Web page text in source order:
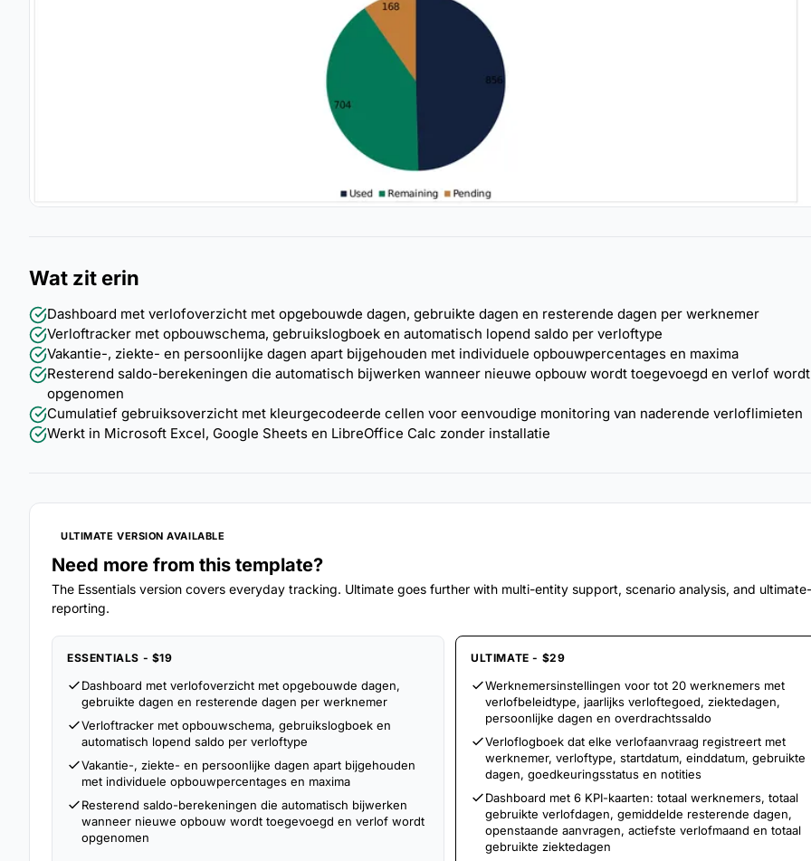
Wat zit erin
Dashboard met verlofoverzicht met opgebouwde dagen, gebruikte dagen en resterende dagen per werknemer
Verloftracker met opbouwschema, gebruikslogboek en automatisch lopend saldo per verloftype
Vakantie-, ziekte- en persoonlijke dagen apart bijgehouden met individuele opbouwpercentages en maxima
Resterend saldo-berekeningen die automatisch bijwerken wanneer nieuwe opbouw wordt toegevoegd en verlof wordt
opgenomen
Cumulatief gebruiksoverzicht met kleurgecodeerde cellen voor eenvoudige monitoring van naderende verloflimieten
Werkt in Microsoft Excel, Google Sheets en LibreOffice Calc zonder installatie
ULTIMATE VERSION AVAILABLE
Need more from this template?
The Essentials version covers everyday tracking. Ultimate goes further with multi-entity support, scenario analysis, and
reporting.
ESSENTIALS - $19
Dashboard met verlofoverzicht met opgebouwde dagen,
gebruikte dagen en resterende dagen per werknemer
Verloftracker met opbouwschema, gebruikslogboek en
automatisch lopend saldo per verloftype
Vakantie-, ziekte- en persoonlijke dagen apart bijgehouden
met individuele opbouwpercentages en maxima
Resterend saldo-berekeningen die automatisch bijwerken
wanneer nieuwe opbouw wordt toegevoegd en verlof wordt
opgenomen
ULTIMATE - $29
Werknemersinstellingen voor tot 20 werknemers met
verlofbeleidtype, jaarlijks verloftegoed, ziektedagen,
persoonlijke dagen en overdrachtssaldo
Verloflogboek dat elke verlofaanvraag registreert met
werknemer, verloftype, startdatum, einddatum, gebruikte
dagen, goedkeuringsstatus en notities
Dashboard met 6 KPI-kaarten: totaal werknemers, totaal
gebruikte verlofdagen, gemiddelde resterende dagen,
openstaande aanvragen, actiefste verlofmaand en totaal
gebruikte ziektedagen